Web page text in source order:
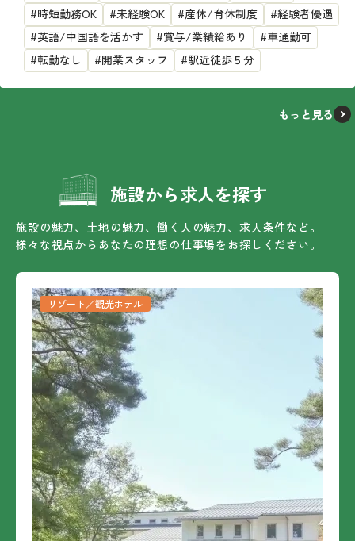
#時短勤務OK
#未経験OK #産休/育休制度
#経験者優遇
#英語/中国語を活かす
#賞与/業績給あり
#車通勤可
#転勤なし
#開業スタッフ #駅近徒歩５分
もっと見る
施設から求人を探す
施設の魅力、土地の魅力、働く人の魅力、求人条件など。
様々な視点からあなたの理想の仕事場をお探しください。
リゾート／観光ホテル